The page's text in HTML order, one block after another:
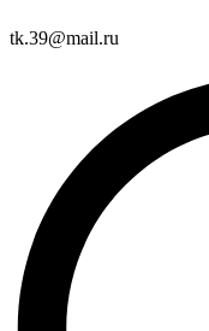
tk.39@mail.ru